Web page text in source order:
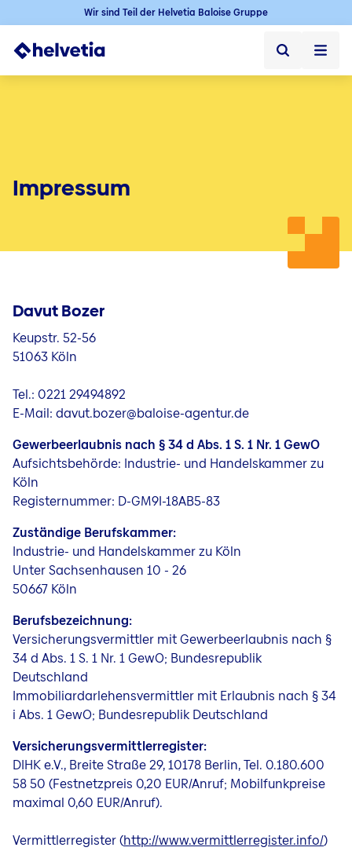
Wir sind Teil der Helvetia Baloise Gruppe
Über uns
Jobs
Impressum
Davut Bozer
Keupstr. 52-56
51063 Köln
Tel.: 0221 29494892
E-Mail: davut.bozer@baloise-agentur.de
Gewerbeerlaubnis nach § 34 d Abs. 1 S. 1 Nr. 1 GewO
Aufsichtsbehörde: Industrie- und Handelskammer zu
Köln
Registernummer: D-GM9I-18AB5-83
Zuständige Berufskammer:
Industrie- und Handelskammer zu Köln
Unter Sachsenhausen 10 - 26
50667 Köln
Berufsbezeichnung:
Versicherungsvermittler mit Gewerbeerlaubnis nach §
34 d Abs. 1 S. 1 Nr. 1 GewO; Bundesrepublik
Deutschland
Immobiliardarlehensvermittler mit Erlaubnis nach § 34
i Abs. 1 GewO; Bundesrepublik Deutschland
Versicherungsvermittlerregister:
DIHK e.V., Breite Straße 29, 10178 Berlin, Tel. 0.180.600
58 50 (Festnetzpreis 0,20 EUR/Anruf; Mobilfunkpreise
maximal 0,60 EUR/Anruf).
Vermittlerregister (http://www.vermittlerregister.info/)